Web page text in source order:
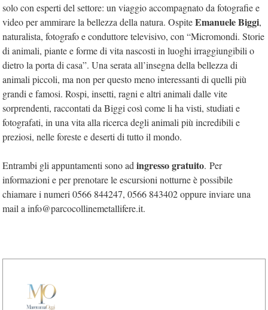
solo con esperti del settore: un viaggio accompagnato da fotografie e
video per ammirare la bellezza della natura. OspiteEmanuele Biggi,
naturalista, fotografo e conduttore televisivo, con “Micromondi. Storie
di animali, piante e forme di vita nascosti in luoghi irraggiungibili o
dietro la porta di casa”. Una serata all’insegna della bellezza di
animali piccoli, ma non per questo meno interessanti di quelli più
grandi e famosi. Rospi, insetti, ragni e altri animali dalle vite
sorprendenti, raccontati da Biggi così come li ha visti, studiati e
fotografati, in una vita alla ricerca degli animali più incredibili e
preziosi, nelle foreste e deserti di tutto il mondo.
Entrambi gli appuntamenti sono ad ingresso gratuito. Per
informazioni e per prenotare le escursioni notturne è possibile
chiamare i numeri 0566 844247, 0566 843402 oppure inviare una
mail a info@parcocollinemetallifere.it.